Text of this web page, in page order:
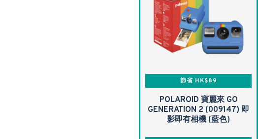
節省 HK$89
POLAROID 寶麗來 GO
GENERATION 2 (009147) 即
影即有相機 (藍色)